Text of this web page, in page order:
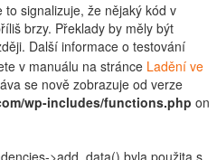
signalizuje, že nějaký kód v
brzy. Překlady by měly být
Další informace o testování
v manuálu na stránce Ladění ve
se nově zobrazuje od verze
wp-includes/functions.php on
>add_data() byla použita s